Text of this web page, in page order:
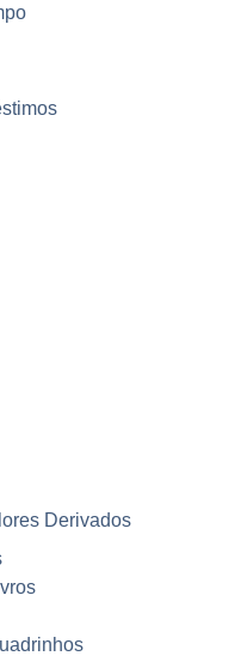
Derivados